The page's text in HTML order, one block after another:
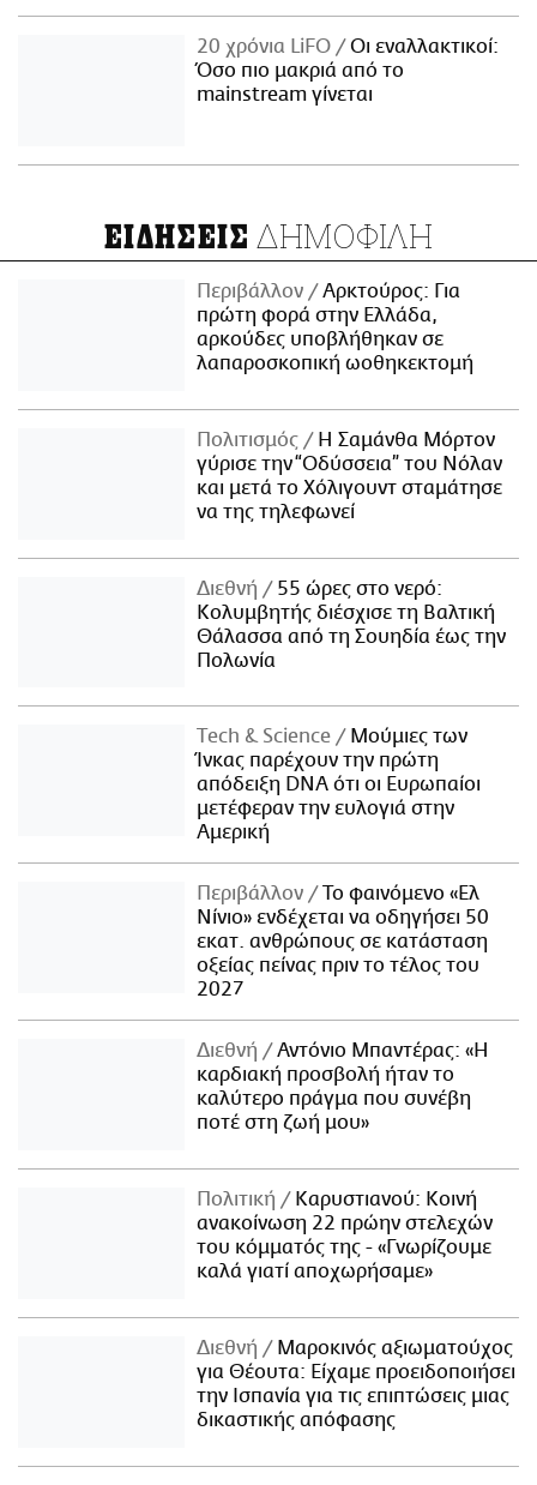
20 χρόνια LiFO
Οι εναλλακτικοί:
Όσο πιο μακριά από το
mainstream γίνεται
ΕΙΔΗΣΕΙΣ ΔΗΜΟΦΙΛΗ
Περιβάλλον
Αρκτούρος: Για
πρώτη φορά στην Ελλάδα,
αρκούδες υποβλήθηκαν σε
λαπαροσκοπική ωοθηκεκτομή
Πολιτισμός
Η Σαμάνθα Μόρτον
γύρισε την “Οδύσσεια” του Νόλαν
και μετά το Χόλιγουντ σταμάτησε
να της τηλεφωνεί
Διεθνή
55 ώρες στο νερό:
Κολυμβητής διέσχισε τη Βαλτική
Θάλασσα από τη Σουηδία έως την
Πολωνία
Τech & Science
Μούμιες των
Ίνκας παρέχουν την πρώτη
απόδειξη DNA ότι οι Ευρωπαίοι
μετέφεραν την ευλογιά στην
Αμερική
Περιβάλλον
Το φαινόμενο «Ελ
Νίνιο» ενδέχεται να οδηγήσει 50
εκατ. ανθρώπους σε κατάσταση
οξείας πείνας πριν το τέλος του
2027
Διεθνή
Αντόνιο Μπαντέρας: «Η
καρδιακή προσβολή ήταν το
καλύτερο πράγμα που συνέβη
ποτέ στη ζωή μου»
Πολιτική
Καρυστιανού: Κοινή
ανακοίνωση 22 πρώην στελεχών
του κόμματός της - «Γνωρίζουμε
καλά γιατί αποχωρήσαμε»
Διεθνή
Μαροκινός αξιωματούχος
για Θέουτα: Είχαμε προειδοποιήσει
την Ισπανία για τις επιπτώσεις μιας
δικαστικής απόφασης